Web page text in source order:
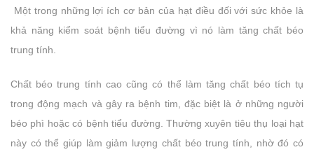
Một trong những lợi ích cơ bản của hạt điều đối với sức khỏe là
khả năng kiểm soát bệnh tiểu đường vì nó làm tăng chất béo
trung tính.
Chất béo trung tính cao cũng có thể làm tăng chất béo tích tụ
trong động mạch và gây ra bệnh tim, đặc biệt là ở những người
béo phì hoặc có bệnh tiểu đường. Thường xuyên tiêu thụ loại hạt
này có thể giúp làm giảm lượng chất béo trung tính, nhờ đó có